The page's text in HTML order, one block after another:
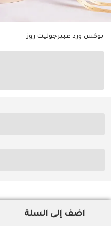
بوكس ورد عبيرجوليت روز
اضف إلى السلة